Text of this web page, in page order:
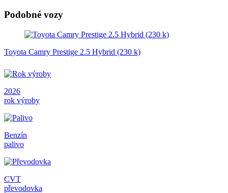
Podobné vozy
Toyota Camry Prestige 2.5 Hybrid (230 k)
2026
rok výroby
Benzín
palivo
CVT
převodovka